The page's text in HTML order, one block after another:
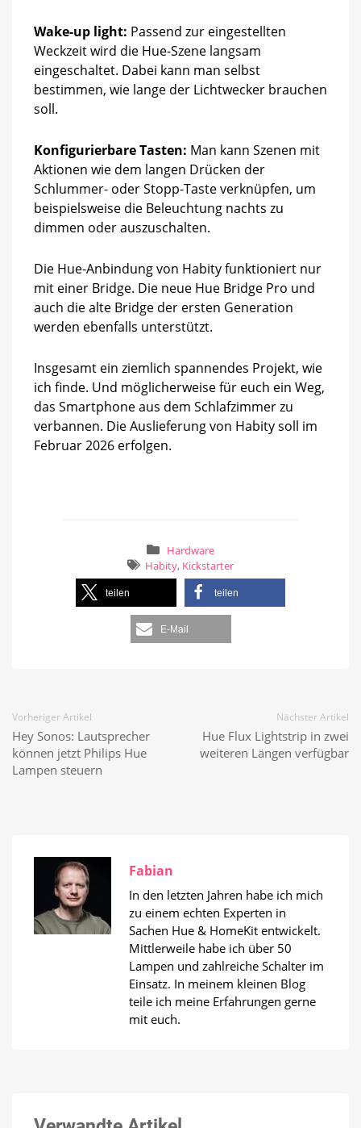
Wake-up light: Passend zur eingestellten
Weckzeit wird die Hue-Szene langsam
eingeschaltet. Dabei kann man selbst
bestimmen, wie lange der Lichtwecker brauchen
soll.
Konfigurierbare Tasten: Man kann Szenen mit
Aktionen wie dem langen Drücken der
Schlummer- oder Stopp-Taste verknüpfen, um
beispielsweise die Beleuchtung nachts zu
dimmen oder auszuschalten.
Die Hue-Anbindung von Habity funktioniert nur
mit einer Bridge. Die neue Hue Bridge Pro und
auch die alte Bridge der ersten Generation
werden ebenfalls unterstützt.
Insgesamt ein ziemlich spannendes Projekt, wie
ich finde. Und möglicherweise für euch ein Weg,
das Smartphone aus dem Schlafzimmer zu
verbannen. Die Auslieferung von Habity soll im
Februar 2026 erfolgen.
Hardware
Habity, Kickstarter
teilen teilen
E-Mail
Vorheriger Artikel
Hey Sonos: Lautsprecher
können jetzt Philips Hue
Lampen steuern
Nächster Artikel
Hue Flux Lightstrip in zwei
weiteren Längen verfügbar
Fabian
In den letzten Jahren habe ich mich
zu einem echten Experten in
Sachen Hue & HomeKit entwickelt.
Mittlerweile habe ich über 50
Lampen und zahlreiche Schalter im
Einsatz. In meinem kleinen Blog
teile ich meine Erfahrungen gerne
mit euch.